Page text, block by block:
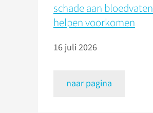
schade aan bloedvaten
helpen voorkomen
16 juli 2026
naar pagina